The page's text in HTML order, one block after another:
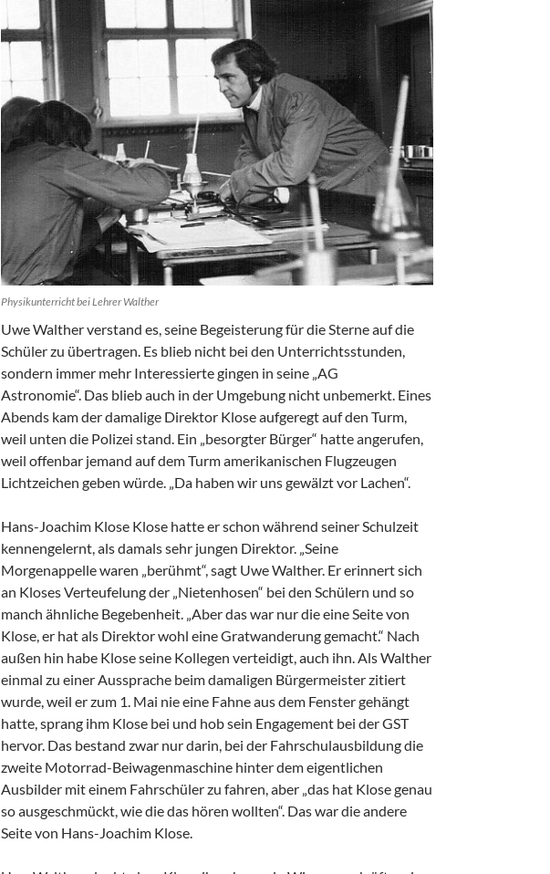
Physikunterricht bei Lehrer Walther
Uwe Walther verstand es, seine Begeisterung für die Sterne auf die
Schüler zu übertragen. Es blieb nicht bei den Unterrichtsstunden,
sondern immer mehr Interessierte gingen in seine „AG
Astronomie“. Das blieb auch in der Umgebung nicht unbemerkt. Eines
Abends kam der damalige Direktor Klose aufgeregt auf den Turm,
weil unten die Polizei stand. Ein „besorgter Bürger“ hatte angerufen,
weil offenbar jemand auf dem Turm amerikanischen Flugzeugen
Lichtzeichen geben würde. „Da haben wir uns gewälzt vor Lachen“.
Hans-Joachim Klose Klose hatte er schon während seiner Schulzeit
kennengelernt, als damals sehr jungen Direktor. „Seine
Morgenappelle waren „berühmt“, sagt Uwe Walther. Er erinnert sich
an Kloses Verteufelung der „Nietenhosen“ bei den Schülern und so
manch ähnliche Begebenheit. „Aber das war nur die eine Seite von
Klose, er hat als Direktor wohl eine Gratwanderung gemacht.“ Nach
außen hin habe Klose seine Kollegen verteidigt, auch ihn. Als Walther
einmal zu einer Aussprache beim damaligen Bürgermeister zitiert
wurde, weil er zum 1. Mai nie eine Fahne aus dem Fenster gehängt
hatte, sprang ihm Klose bei und hob sein Engagement bei der GST
hervor. Das bestand zwar nur darin, bei der Fahrschulausbildung die
zweite Motorrad-Beiwagenmaschine hinter dem eigentlichen
Ausbilder mit einem Fahrschüler zu fahren, aber „das hat Klose genau
so ausgeschmückt, wie die das hören wollten“. Das war die andere
Seite von Hans-Joachim Klose.